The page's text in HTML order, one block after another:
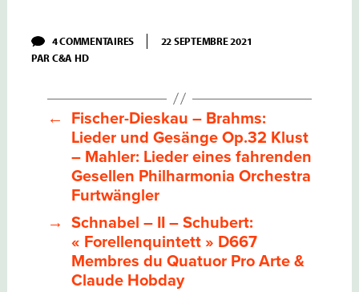
4 COMMENTAIRES
WALTER
MAHLER:
SYMPHONIE
–
NEW-
PHILHARMONIC
22 SEPTEMBRE 2021
PAR C&A HD
←
Fischer-Dieskau – Brahms:
Lieder und Gesänge Op.32 Klust
– Mahler: Lieder eines fahrenden
Gesellen Philharmonia Orchestra
Furtwängler
→ Schnabel – II – Schubert:
« Forellenquintett » D667
Membres du Quatuor Pro Arte &
Claude Hobday